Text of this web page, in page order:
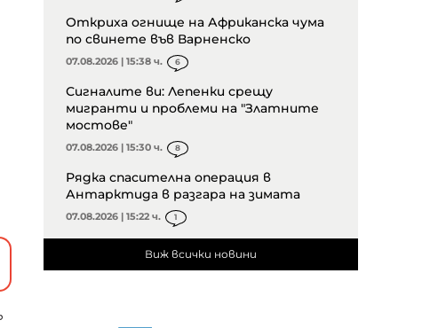
Откриха огнище на Африканска чума
по свинете във Варненско
07.08.2026 | 15:38 ч. 6
Сигналите ви: Лепенки срещу
мигранти и проблеми на "Златните
мостове"
07.08.2026 | 15:30 ч. 8
Рядка спасителна операция в
Антарктида в разгара на зимата
07.08.2026 | 15:22 ч. 1
Виж всички новини